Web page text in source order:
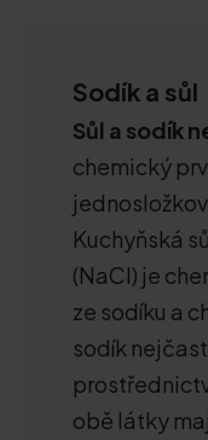
Sodík a sůl
Sůl a sodík
chemický
Kuchyňská
(NaCl) je
ze sodíku a
sodík
obě látky